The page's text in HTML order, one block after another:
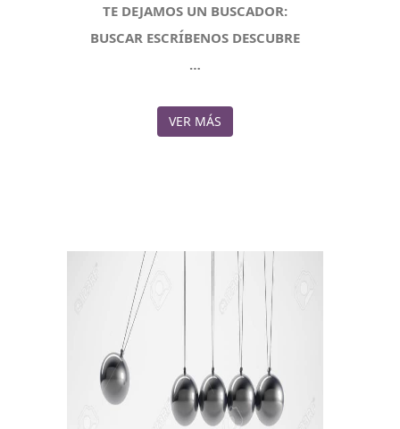
TE DEJAMOS UN BUSCADOR:
BUSCAR ESCRÍBENOS DESCUBRE
…
VER MÁS